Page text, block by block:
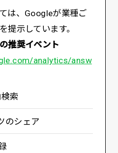
は、Googleが業種ご
提示しています。
推奨イベント
analytics/answ
ドウで開く
索
のシェア